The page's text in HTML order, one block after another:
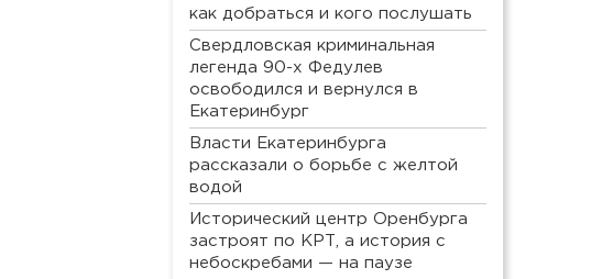
как добраться и кого послушать
Свердловская криминальная
легенда 90-х Федулев
освободился и вернулся в
Екатеринбург
Власти Екатеринбурга
рассказали о борьбе с желтой
водой
Исторический центр Оренбурга
застроят по КРТ, а история с
небоскребами — на паузе